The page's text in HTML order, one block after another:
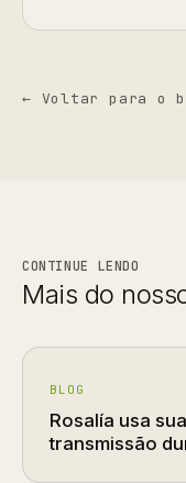
← Voltar para o
CONTINUE LENDO
Mais do
BLOG
Rosalía usa
transmissão